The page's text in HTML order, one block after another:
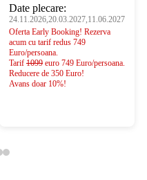
Date plecare:
24.11.2026,20.03.2027,11.06.2027
Oferta Early Booking! Rezerva
acum cu tarif redus 749
Euro/persoana.
Tarif 1099 euro 749 Euro/persoana.
Reducere de 350 Euro!
Avans doar 10%!